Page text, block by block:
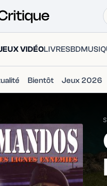
VIDÉOLIVRESBD
Bientôt Jeux 2026